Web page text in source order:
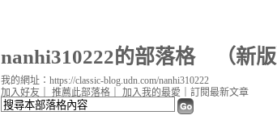
nanhi310222的部落格（新版
加入好友 推薦此部落格 加入我的最愛 訂閱最新文章
我的網址：https://classic-blog.udn.com/nanhi310222